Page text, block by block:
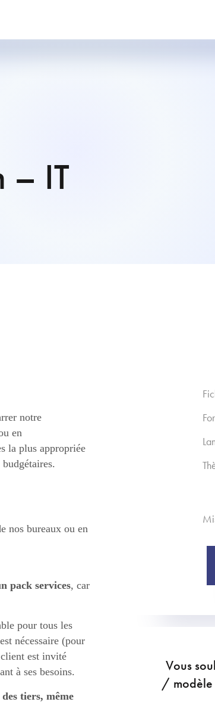
– IT
Vous
/ modèle
notre
en
la plus appropriée
nos bureaux ou en
pack services, car
pour tous les
nécessaire (pour
est invité
à ses besoins.
tiers, même